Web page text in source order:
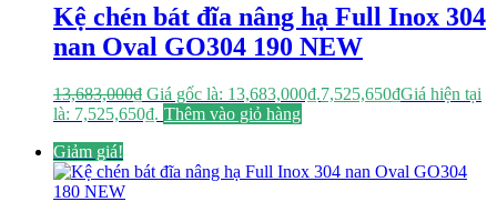
Kệ chén bát đĩa nâng hạ Full Inox 304
nan Oval GO304 190 NEW
13,683,000₫ Giá gốc là: 13,683,000₫.7,525,650₫Giá hiện tại
là: 7,525,650₫. Thêm vào giỏ hàng
Giảm giá!